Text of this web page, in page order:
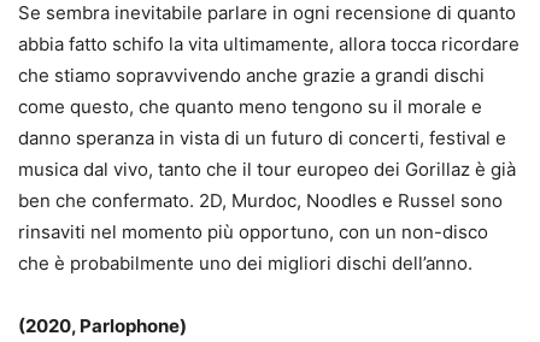
Se sembra inevitabile parlare in ogni recensione di quanto
abbia fatto schifo la vita ultimamente, allora tocca ricordare
che stiamo sopravvivendo anche grazie a grandi dischi
come questo, che quanto meno tengono su il morale e
danno speranza in vista di un futuro di concerti, festival e
musica dal vivo, tanto che il tour europeo dei Gorillaz è già
ben che confermato. 2D, Murdoc, Noodles e Russel sono
rinsaviti nel momento più opportuno, con un non-disco
che è probabilmente uno dei migliori dischi dell’anno.
(2020, Parlophone)